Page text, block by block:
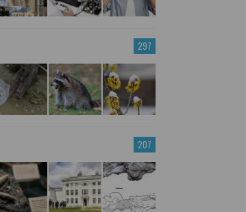
297
207